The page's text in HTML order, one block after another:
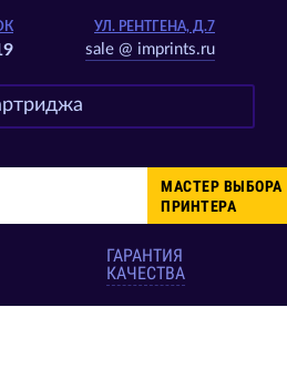
УЛ. РЕНТГЕНА, Д.7
sale @ imprints.ru
МАСТЕР ВЫБОРА
ПРИНТЕРА
ГАРАНТИЯ
КАЧЕСТВА